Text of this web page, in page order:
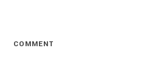
COMMENT